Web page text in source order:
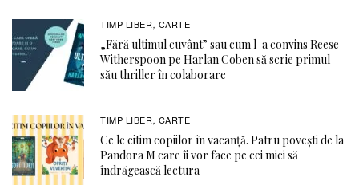
TIMP LIBER , CARTE
„Fără ultimul cuvânt” sau cum l-a convins Reese
Witherspoon pe Harlan Coben să scrie primul
său thriller în colaborare
TIMP LIBER , CARTE
Ce le citim copiilor în vacanță. Patru povești de la
Pandora M care îi vor face pe cei mici să
îndrăgească lectura